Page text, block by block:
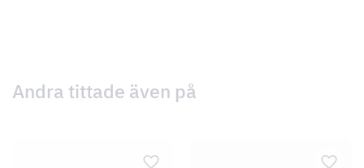
Andra tittade även på